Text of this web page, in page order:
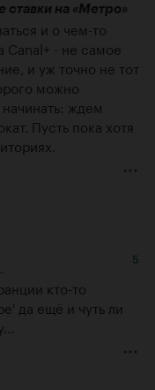
на «Метро»
и о чем-то
Canal+ - не самое
и уж точно не тот
можно
ждем
Пусть пока хотя
5
кто-то
да ещё и чуть ли